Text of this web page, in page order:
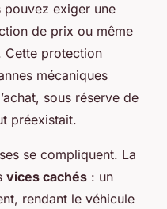
pouvez exiger une
de prix ou même
Cette protection
mécaniques
sous réserve de
préexistait.
se compliquent. La
vices cachés : un
rendant le véhicule